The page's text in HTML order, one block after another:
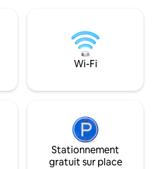
salle de bain
veuillez noter
séparation.
un espace
restaurant, bar et
de marche. Permis de location courte
durée n °
Wi-Fi
Stationnement
gratuit sur place